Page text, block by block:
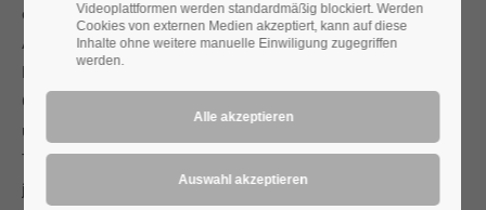
eingestelltem Arbeitspunkt erreicht der Verstärker ca. 40W
Ausgangsleistung.
Die Audioplan Version hat nur eine sehr geringe
Gegenkopplung. Gerade soviel, dass der Verstärker
unabhängig von der Lautsprecherlast wird. Die sehr klirrarme
Treiberstufe erreicht im Verbund mit den Tiroden und den
jadis-typisch extrem überdimensionierten
Videoplattformen werden standardmäßig blockiert. Werden
Cookies von externen Medien akzeptiert, kann auf diese
Inhalte ohne weitere manuelle Einwiligung zugegriffen
werden.